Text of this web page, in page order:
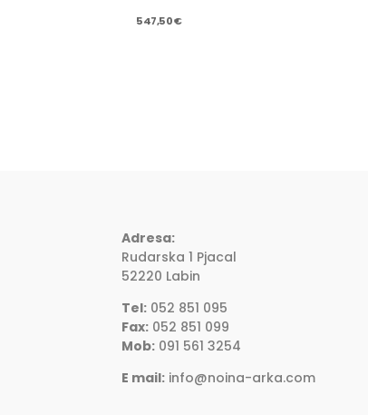
547,50€
Adresa:
Rudarska 1 Pjacal
52220 Labin
Tel: 052 851 095
Fax: 052 851 099
Mob: 091 561 3254
E mail: info@noina-arka.com